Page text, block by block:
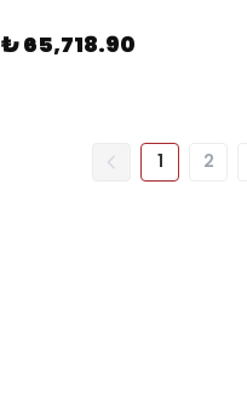
₺ 65,718.90
1 2